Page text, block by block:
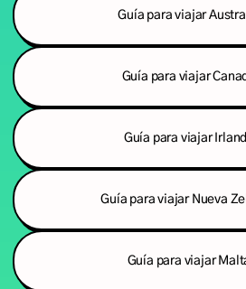
Guía para viajar
Guía para viajar
Guía para viajar
Guía para viajar Nueva
Guía para viajar